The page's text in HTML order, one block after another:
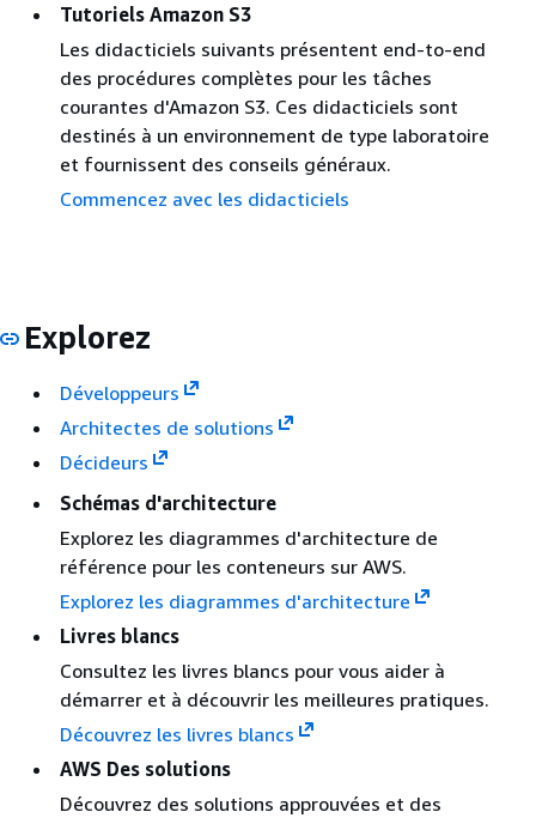
Tutoriels Amazon S3
Les didacticiels suivants présentent end-to-end
des procédures complètes pour les tâches
courantes d'Amazon S3. Ces didacticiels sont
destinés à un environnement de type laboratoire
et fournissent des conseils généraux.
Commencez avec les didacticiels
Explorez
Développeurs
Architectes de solutions
Décideurs
Schémas d'architecture
Explorez les diagrammes d'architecture de
référence pour les conteneurs sur AWS.
Explorez les diagrammes d'architecture
Livres blancs
Consultez les livres blancs pour vous aider à
démarrer et à découvrir les meilleures pratiques.
Découvrez les livres blancs
AWS Des solutions
Découvrez des solutions approuvées et des